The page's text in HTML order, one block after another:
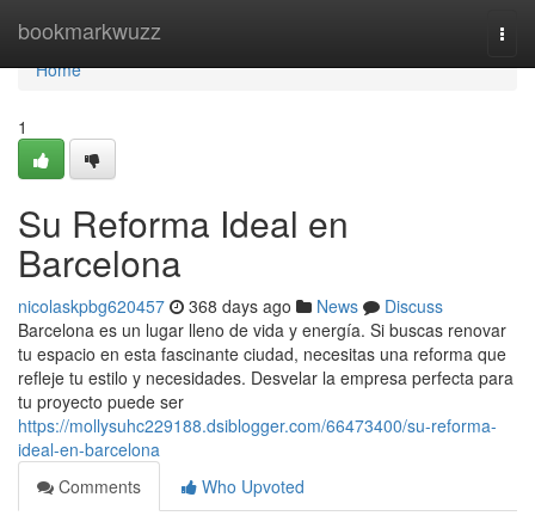
bookmarkwuzz
Home
Home
1
Su Reforma Ideal en
Barcelona
nicolaskpbg620457 368 days ago News
Discuss
Barcelona es un lugar lleno de vida y energía. Si buscas renovar
tu espacio en esta fascinante ciudad, necesitas una reforma que
refleje tu estilo y necesidades. Desvelar la empresa perfecta para
tu proyecto puede ser
https://mollysuhc229188.dsiblogger.com/66473400/su-reforma-
ideal-en-barcelona
Comments
Who Upvoted